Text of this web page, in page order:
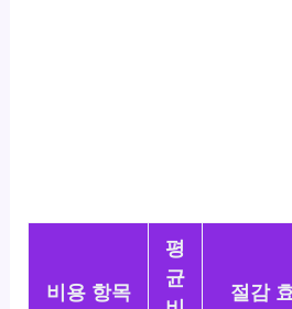
비용 항목
평
균
절감